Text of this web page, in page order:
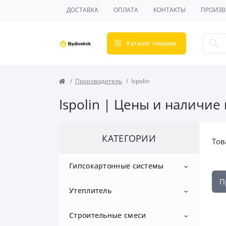
ДОСТАВКА ОПЛАТА КОНТАКТЫ
Каталог товаров
Производитель Ispolin
Ispolin | Цены и наличие
КАТЕГОРИИ
Гипсокартонные системы
Гипсокартон
Потолочный гипсокартон
Профиль для гипсокартона
Утеплитель
Пенопласт
Строительные смеси